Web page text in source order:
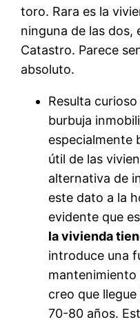
toro. Rara es la
ninguna de las dos,
Catastro. Parece
absoluto.
Resulta
burbuja
especialmente
útil de las
alternativa de
este dato a la
evidente que
la vivienda
introduce una
mantenimiento
creo que
70-80 años.